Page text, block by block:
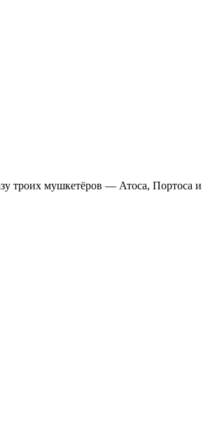
троих мушкетёров — Атоса, Портоса и